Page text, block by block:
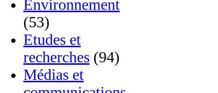
Environnement
(53)
Etudes et
recherches (94)
Médias et